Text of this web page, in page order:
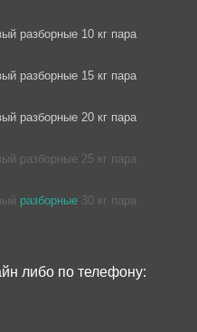
разборные 10 кг пара
разборные 15 кг пара
разборные 20 кг пара
разборные 25 кг пара
разборные 30 кг пара
либо по телефону: